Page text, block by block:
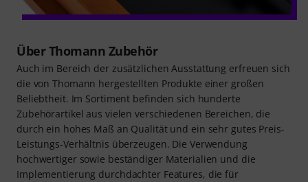
Über Thomann Zubehör
Auch im Bereich der zusätzlichen Ausstattung erfreuen sich
die von Thomann hergestellten Produkte einer großen
Beliebtheit. Im Sortiment befinden sich hunderte
Zubehörartikel aus vielen verschiedenen Bereichen, die
durch ein hohes Maß an Qualität und ein sehr gutes Preis-
Leistungs-Verhältnis überzeugen. Die Verwendung
hochwertiger sowie beständiger Materialien und die
Implementierung durchdachter Features, die für